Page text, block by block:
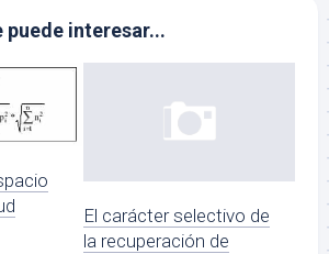
puede interesar...
El carácter selectivo de
la recuperación de